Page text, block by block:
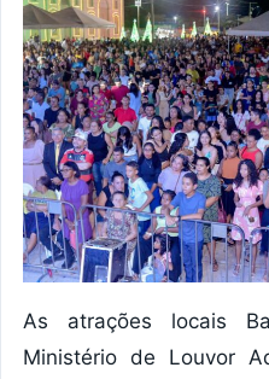
As atrações locais
Ministério de Louvor